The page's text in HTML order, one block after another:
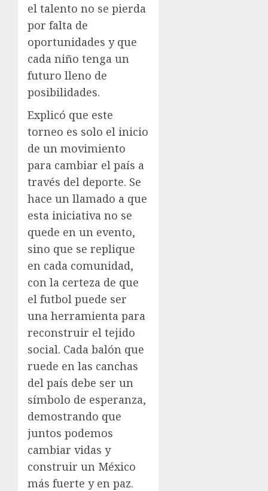
el talento no se pierda
por falta de
oportunidades y que
cada niño tenga un
futuro lleno de
posibilidades.
Explicó que este
torneo es solo el inicio
de un movimiento
para cambiar el país a
través del deporte. Se
hace un llamado a que
esta iniciativa no se
quede en un evento,
sino que se replique
en cada comunidad,
con la certeza de que
el futbol puede ser
una herramienta para
reconstruir el tejido
social. Cada balón que
ruede en las canchas
del país debe ser un
símbolo de esperanza,
demostrando que
juntos podemos
cambiar vidas y
construir un México
más fuerte y en paz.